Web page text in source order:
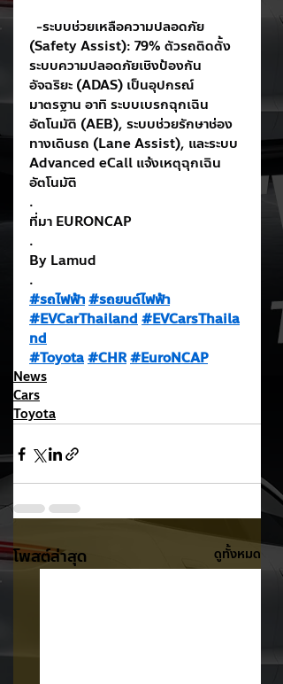
-ระบบช่วยเหลือความปลอดภัย
(Safety Assist): 79% ตัวรถติดตั้ง
ระบบความปลอดภัยเชิงป้องกัน
อัจฉริยะ (ADAS) เป็นอุปกรณ์
มาตรฐาน อาทิ ระบบเบรกฉุกเฉิน
อัตโนมัติ (AEB), ระบบช่วยรักษาช่อง
ทางเดินรถ (Lane Assist), และระบบ
Advanced eCall แจ้งเหตุฉุกเฉิน
อัตโนมัติ
.
ที่มา EURONCAP
.
By Lamud
.
#รถไฟฟ้า#รถยนต์ไฟฟ้า
#EVCarThailand#EVCarsThaila
nd
#Toyota#CHR#EuroNCAP
News
Cars
Toyota
โพสต์ล่าสุด ดูทั้งหมด